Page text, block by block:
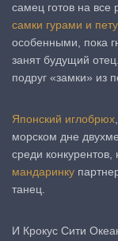
самец готов на
самки гурами и
особенными, пока
занят будущий
подруг «замки» из
Японский иглобрюх
морском дне
среди
мандаринку
танец.
И Крокус Сити